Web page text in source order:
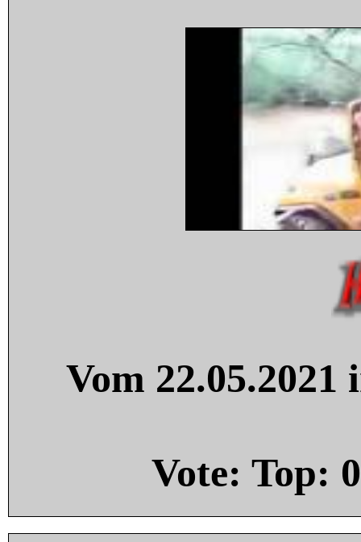
Vom
Vote: Top: 0